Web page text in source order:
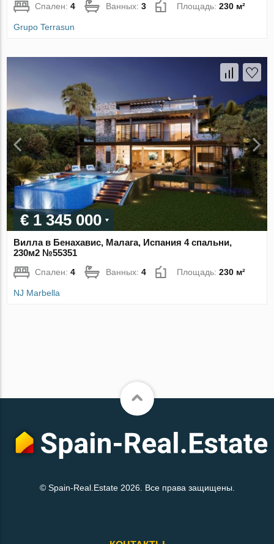
Спален:4 Ванных:3 Площадь:230 м²
Grupo Terrasun
€ 1 345 000
Вилла в Бенахавис, Малага, Испания 4 спальни,
230м2 №55351
Спален:4 Ванных:4 Площадь:230 м²
NJ Marbella
© Spain-Real.Estate 2026. Все права защищены.